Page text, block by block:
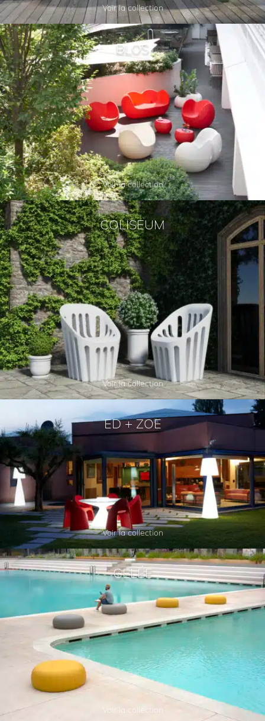
Voir la collection
BLOS
Voir la collection
COLISEUM
Voir la collection
ED + ZOE
Voir la collection
GELÉE
Voir la collection